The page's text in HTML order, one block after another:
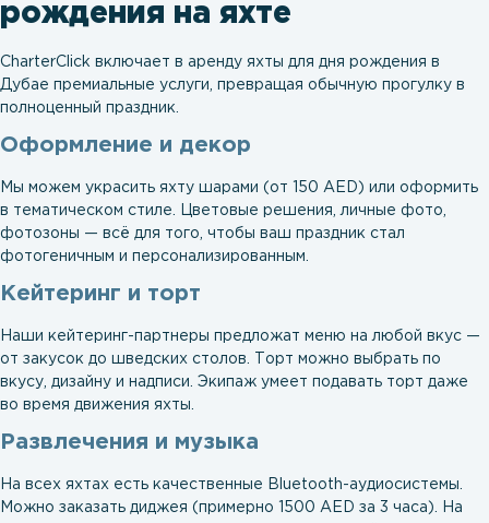
рождения на яхте
CharterClick включает в аренду яхты для дня рождения в
Дубае премиальные услуги, превращая обычную прогулку в
полноценный праздник.
Оформление и декор
Мы можем украсить яхту шарами (от 150 AED) или оформить
в тематическом стиле. Цветовые решения, личные фото,
фотозоны — всё для того, чтобы ваш праздник стал
фотогеничным и персонализированным.
Кейтеринг и торт
Наши кейтеринг-партнеры предложат меню на любой вкус —
от закусок до шведских столов. Торт можно выбрать по
вкусу, дизайну и надписи. Экипаж умеет подавать торт даже
во время движения яхты.
Развлечения и музыка
На всех яхтах есть качественные Bluetooth-аудиосистемы.
Можно заказать диджея (примерно 1500 AED за 3 часа). На